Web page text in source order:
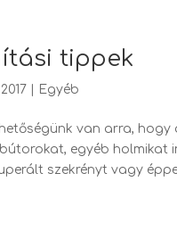
tippek
Egyéb
van arra,
egyéb holmikat
szekrényt vagy